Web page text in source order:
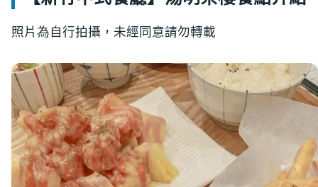
照片為自行拍攝，未經同意請勿轉載